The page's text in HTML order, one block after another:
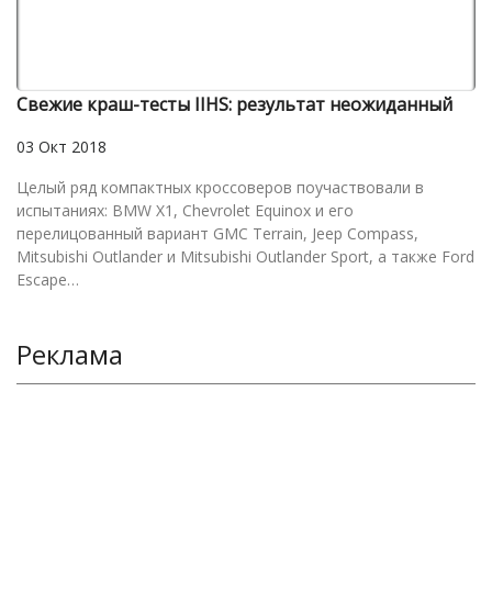
Свежие краш-тесты IIHS: результат неожиданный
03 Окт 2018
Целый ряд компактных кроссоверов поучаствовали в
испытаниях: BMW X1, Chevrolet Equinox и его
перелицованный вариант GMC Terrain, Jeep Compass,
Mitsubishi Outlander и Mitsubishi Outlander Sport, а также Ford
Escape…
Реклама